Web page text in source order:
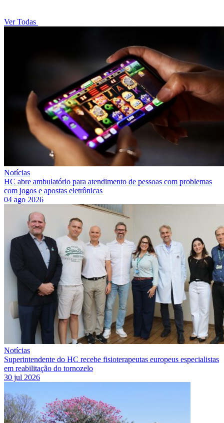
Ver Todas
Notícias
HC abre ambulatório para atendimento de pessoas com problemas
com jogos e apostas eletrônicas
04 ago 2026
Notícias
Superintendente do HC recebe fisioterapeutas europeus especialistas
em reabilitação do tornozelo
30 jul 2026